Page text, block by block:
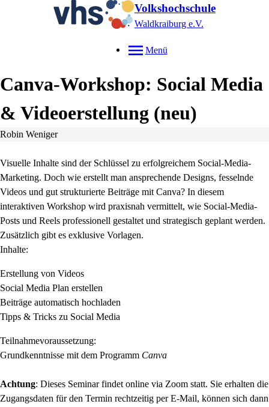
Volkshochschule
Waldkraiburg e.V.
Menü
Canva-Workshop: Social Media
& Videoerstellung neu
Robin Weniger
Visuelle Inhalte sind der Schlüssel zu erfolgreichem Social-Media-
Marketing. Doch wie erstellt man ansprechende Designs, fesselnde
Videos und gut strukturierte Beiträge mit Canva? In diesem
interaktiven Workshop wird praxisnah vermittelt, wie Social-Media-
Posts und Reels professionell gestaltet und strategisch geplant werden.
Zusätzlich gibt es exklusive Vorlagen.
Inhalte:
Erstellung von Videos
Social Media Plan erstellen
Beiträge automatisch hochladen
Tipps & Tricks zu Social Media
Teilnahmevoraussetzung:
Grundkenntnisse mit dem Programm Canva
Achtung: Dieses Seminar findet online via Zoom statt. Sie erhalten die
Zugangsdaten für den Termin rechtzeitig per E-Mail, können sich dann